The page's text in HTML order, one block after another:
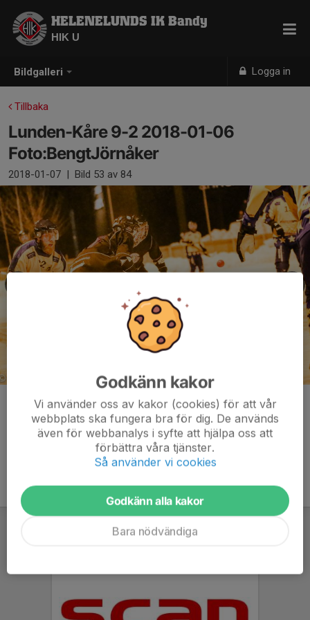
Bildgalleri Logga in
HELENELUNDS IK Bandy
HIK U
Tillbaka
Lunden-Kåre 9-2 2018-01-06
Foto:BengtJörnåker
2018-01-07 | Bild 53 av 84
Kommentarer
Godkänn kakor
Vi använder oss av kakor (cookies) för att vår
webbplats ska fungera bra för dig. De används
även för webbanalys i syfte att hjälpa oss att
förbättra våra tjänster.
Så använder vi cookies
Godkänn alla kakor
Bara nödvändiga